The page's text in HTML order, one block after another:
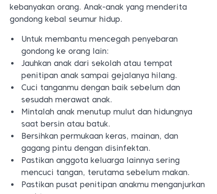
kebanyakan orang. Anak-anak yang menderita
gondong kebal seumur hidup.
Untuk membantu mencegah penyebaran
gondong ke orang lain:
Jauhkan anak dari sekolah atau tempat
penitipan anak sampai gejalanya hilang.
Cuci tanganmu dengan baik sebelum dan
sesudah merawat anak.
Mintalah anak menutup mulut dan hidungnya
saat bersin atau batuk.
Bersihkan permukaan keras, mainan, dan
gagang pintu dengan disinfektan.
Pastikan anggota keluarga lainnya sering
mencuci tangan, terutama sebelum makan.
Pastikan pusat penitipan anakmu menganjurkan